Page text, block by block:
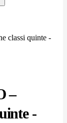
classi quinte -
–
-